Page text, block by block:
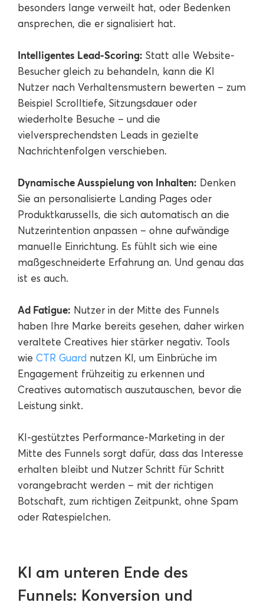
besonders lange verweilt hat, oder Bedenken
ansprechen, die er signalisiert hat.
Intelligentes Lead-Scoring: Statt alle Website-
Besucher gleich zu behandeln, kann die KI
Nutzer nach Verhaltensmustern bewerten – zum
Beispiel Scrolltiefe, Sitzungsdauer oder
wiederholte Besuche – und die
vielversprechendsten Leads in gezielte
Nachrichtenfolgen verschieben.
Dynamische Ausspielung von Inhalten: Denken
Sie an personalisierte Landing Pages oder
Produktkarussells, die sich automatisch an die
Nutzerintention anpassen – ohne aufwändige
manuelle Einrichtung. Es fühlt sich wie eine
maßgeschneiderte Erfahrung an. Und genau das
ist es auch.
Ad Fatigue: Nutzer in der Mitte des Funnels
haben Ihre Marke bereits gesehen, daher wirken
veraltete Creatives hier stärker negativ. Tools
wie CTR Guard nutzen KI, um Einbrüche im
Engagement frühzeitig zu erkennen und
Creatives automatisch auszutauschen, bevor die
Leistung sinkt.
KI-gestütztes Performance-Marketing in der
Mitte des Funnels sorgt dafür, dass das Interesse
erhalten bleibt und Nutzer Schritt für Schritt
vorangebracht werden – mit der richtigen
Botschaft, zum richtigen Zeitpunkt, ohne Spam
oder Ratespielchen.
KI am unteren Ende des
Funnels: Konversion und